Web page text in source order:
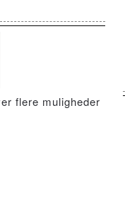
flere muligheder